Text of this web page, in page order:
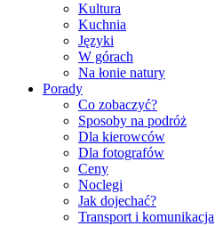
Kultura
Kuchnia
Języki
W górach
Na łonie natury
Porady
Co zobaczyć?
Sposoby na podróż
Dla kierowców
Dla fotografów
Ceny
Noclegi
Jak dojechać?
Transport i komunikacja